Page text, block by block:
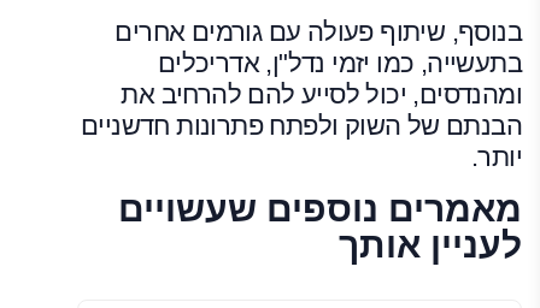
בנוסף, שיתוף פעולה עם גורמים אחרים
בתעשייה, כמו יזמי נדל"ן, אדריכלים
ומהנדסים, יכול לסייע להם להרחיב את
הבנתם של השוק ולפתח פתרונות חדשניים
יותר.
מאמרים נוספים שעשויים
לעניין אותך